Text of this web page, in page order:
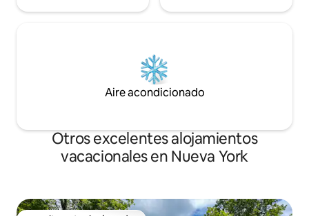
Aire acondicionado
Otros excelentes alojamientos
vacacionales en Nueva York